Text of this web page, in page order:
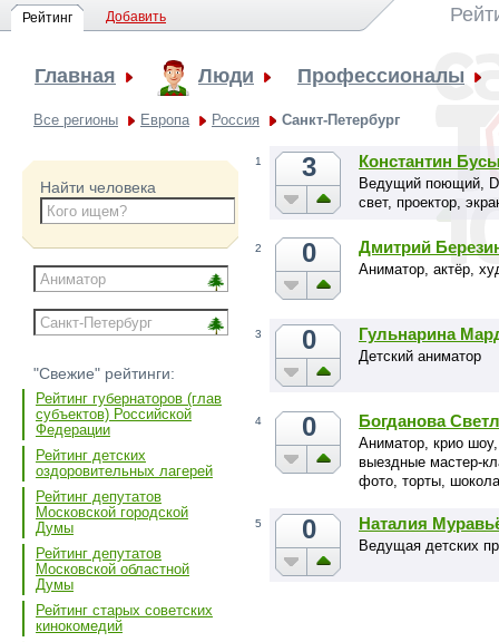
Рейтинг Добавить
Главная Люди Профессионалы
Все регионы Европа Россия Санкт-Петербург
Найти человека
"Свежие" рейтинги:
Рейтинг губернаторов (глав
субъектов) Российской
Федерации
Рейтинг детских
оздоровительных лагерей
Рейтинг депутатов
Московской городской
Думы
Рейтинг депутатов
Московской областной
Думы
Рейтинг старых советских
кинокомедий
1 3 Константин
Ведущий поющий,
свет, проектор,
2 0 Дмитрий
Аниматор, актёр,
3 0 Гульнарина
Детский аниматор
4 0 Богданова
Аниматор, крио
выездные мастер-
фото, торты,
5 0 Наталия
Ведущая детских